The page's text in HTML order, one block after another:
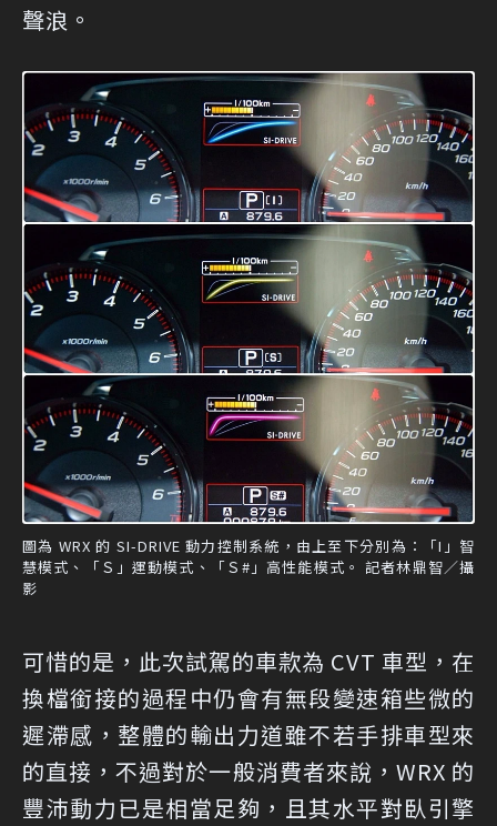
聲浪。
圖為 WRX 的 SI-DRIVE 動力控制系統，由上至下分別為：「I」智
慧模式、「Ｓ」運動模式、「Ｓ#」高性能模式。 記者林鼎智／攝
影
可惜的是，此次試駕的車款為 CVT 車型，在
換檔銜接的過程中仍會有無段變速箱些微的
遲滯感，整體的輸出力道雖不若手排車型來
的直接，不過對於一般消費者來說，WRX 的
豐沛動力已是相當足夠，且其水平對臥引擎